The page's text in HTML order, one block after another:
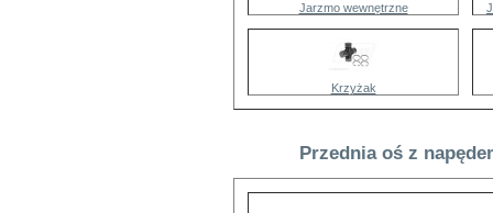
Jarzmo wewnętrzne
Krzyżak
Przednia oś z